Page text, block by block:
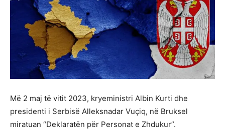
Më 2 maj të vitit 2023, kryeministri Albin Kurti dhe
presidenti i Serbisë Alleksnadar Vuçiq, në Bruksel
miratuan “Deklaratën për Personat e Zhdukur”.